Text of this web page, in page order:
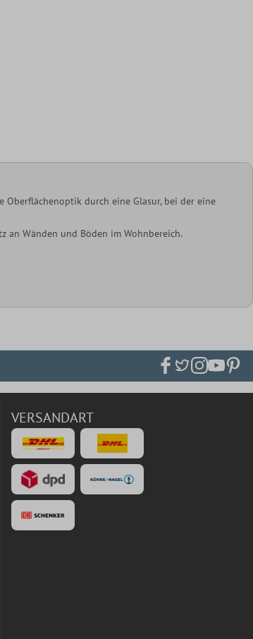
Oberflächenoptik durch eine Glasur, bei der eine
an Wänden und Böden im Wohnbereich.
VERSANDART